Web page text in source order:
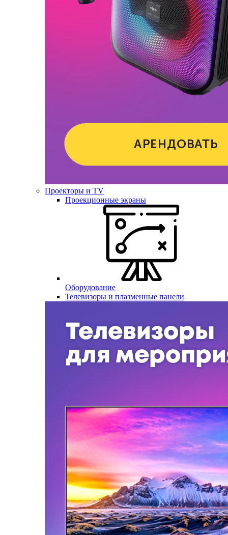
Проекторы и TV
Проекционные экраны
Оборудование
Телевизоры и плазменные панели